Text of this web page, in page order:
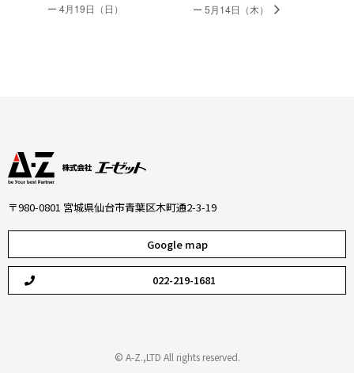
ー 4月19日（日）
ー 5月14日（木）
〒980-0801 宮城県仙台市青葉区木町通2-3-19
Google map
022-219-1681
© A-Z.,LTD All rights reserved.